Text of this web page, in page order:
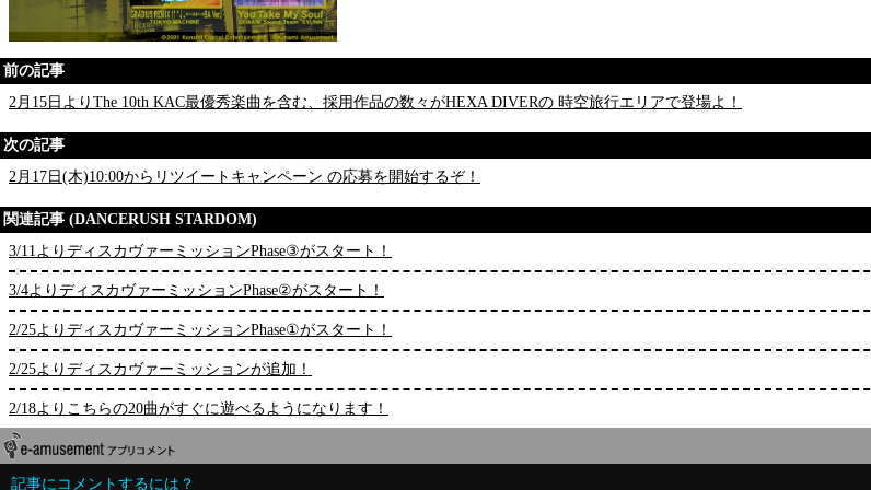
前の記事
2月15日よりThe 10th KAC最優秀楽曲を含む、採用作品の数々がHEXA DIVERの 時空旅行エリアで登場よ！
次の記事
2月17日(木)10:00からリツイートキャンペーン の応募を開始するぞ！
関連記事 (DANCERUSH STARDOM)
3/11よりディスカヴァーミッションPhase③がスタート！
3/4よりディスカヴァーミッションPhase②がスタート！
2/25よりディスカヴァーミッションPhase①がスタート！
2/25よりディスカヴァーミッションが追加！
2/18よりこちらの20曲がすぐに遊べるようになります！
記事にコメントするには？